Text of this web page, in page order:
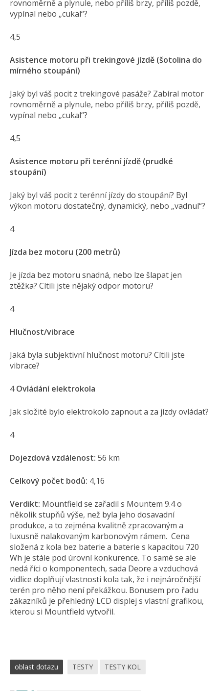
rovnoměrně a plynule, nebo příliš brzy, příliš pozdě,
vypínal nebo „cukal“?
4,5
Asistence motoru při trekingové jízdě (šotolina do
mírného stoupání)
Jaký byl váš pocit z trekingové pasáže? Zabíral motor
rovnoměrně a plynule, nebo příliš brzy, příliš pozdě,
vypínal nebo „cukal“?
4,5
Asistence motoru při terénní jízdě (prudké
stoupání)
Jaký byl váš pocit z terénní jízdy do stoupání? Byl
výkon motoru dostatečný, dynamický, nebo „vadnul“?
4
Jízda bez motoru (200 metrů)
Je jízda bez motoru snadná, nebo lze šlapat jen
ztěžka? Cítili jste nějaký odpor motoru?
4
Hlučnost/vibrace
Jaká byla subjektivní hlučnost motoru? Cítili jste
vibrace?
4Ovládání elektrokola
Jak složité bylo elektrokolo zapnout a za jízdy ovládat?
4
Dojezdová vzdálenost: 56 km
Celkový počet bodů: 4,16
Verdikt: Mountfield se zařadil s Mountem 9.4 o
několik stupňů výše, než byla jeho dosavadní
produkce, a to zejména kvalitně zpracovaným a
luxusně nalakovaným karbonovým rámem. Cena
složená z kola bez baterie a baterie s kapacitou 720
Wh je stále pod úrovní konkurence. To samé se ale
nedá říci o komponentech, sada Deore a vzduchová
vidlice doplňují vlastnosti kola tak, že i nejnáročnější
terén pro něho není překážkou. Bonusem pro řadu
zákazníků je přehledný LCD displej s vlastní grafikou,
kterou si Mountfield vytvořil.
oblast dotazu TESTY TESTY KOL